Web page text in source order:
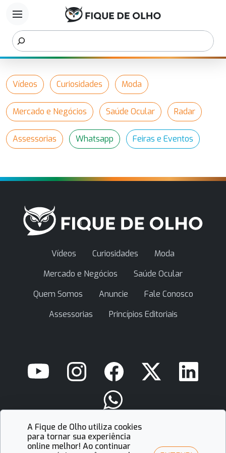
menu
Vídeos Curiosidades Moda
Mercado e Negócios Saúde Ocular Radar
Assessorias Whatsapp Feiras e Eventos
Vídeos Curiosidades
Moda
Mercado e Negócios
Saúde Ocular
Quem Somos
Anuncie
Fale Conosco
Assessorias
Princípios Editoriais
contato@fiquedeolho.com.br
A Fique de Olho utiliza cookies
para tornar sua experiência
online melhor! Ao continuar